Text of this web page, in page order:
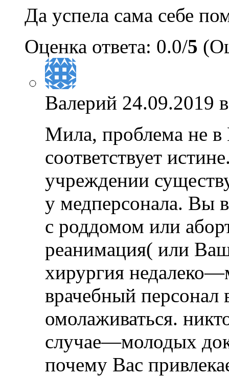
Да успела сама себе
Оценка ответа: 0.0/5
Валерий 24.09.2019
Мила, проблема не
соответствует
учреждении
у медперсонала. Вы
с роддомом или
реанимация( или
хирургия
врачебный персонал
омолаживаться.
случае—молодых
почему Вас